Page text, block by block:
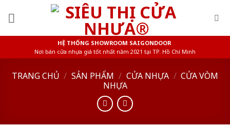
HỆ THỐNG SHOWROOM SAIGONDOOR
Nơi bán cửa nhựa giá tốt nhất năm 2021 tại TP. Hồ Chí Minh
TRANG CHỦ / SẢN PHẨM / CỬA NHỰA / CỬA VÒM
NHỰA